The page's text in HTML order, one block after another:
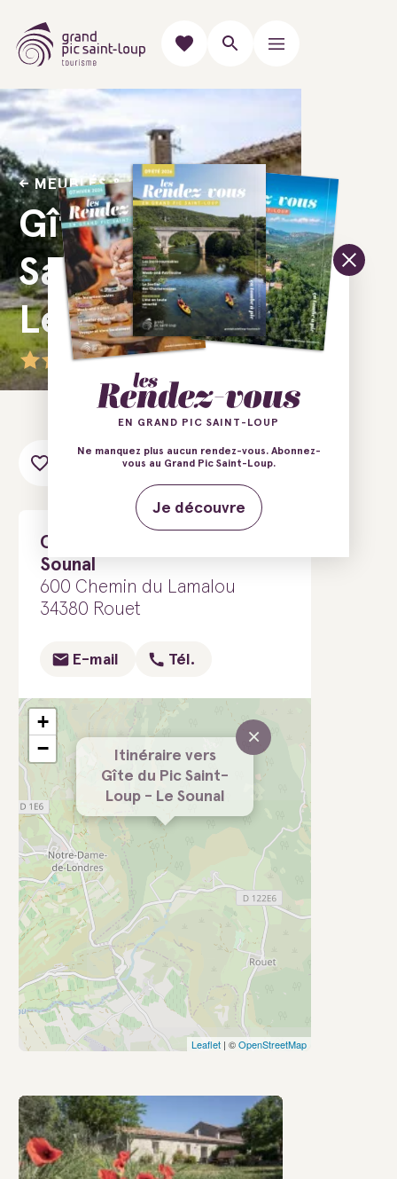
MEUBLÉS & GÎTES
Gîte du Pic
Saint-Loup -
Le Sounal
Ajouter au carnet de voyage
Gîte du Pic Saint-Loup - Le
Sounal
600 Chemin du Lamalou
34380 Rouet
E-mail Tél.
Itinéraire vers
Gîte du Pic Saint-
Loup - Le Sounal
×
+
−
Leaflet | ©OpenStreetMap
EN GRAND PIC SAINT-LOUP
Ne manquez plus aucun rendez-vous. Abonnez-
vous au Grand Pic Saint-Loup.
Je découvre